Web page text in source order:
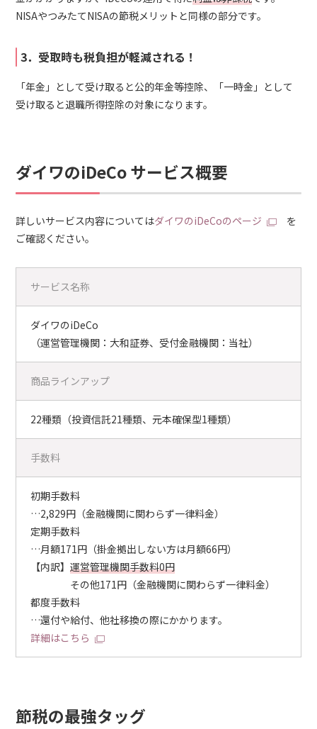
NISAやつみたてNISAの節税メリットと同様の部分です。
3．受取時も税負担が軽減される！
「年金」として受け取ると公的年金等控除、「一時金」として
受け取ると退職所得控除の対象になります。
ダイワのiDeCo サービス概要
詳しいサービス内容についてはダイワのiDeCoのページ
を
ご確認ください。
サービス名称
ダイワのiDeCo
（運営管理機関：大和証券、受付金融機関：当社）
商品ラインアップ
22種類（投資信託21種類、元本確保型1種類）
手数料
初期手数料
…2,829円（金融機関に関わらず一律料金）
定期手数料
…月額171円（掛金拠出しない方は月額66円）
【内訳】運営管理機関手数料0円
その他171円（金融機関に関わらず一律料金）
都度手数料
…還付や給付、他社移換の際にかかります。
詳細はこちら
節税の最強タッグ